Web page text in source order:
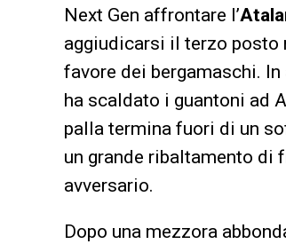
Next Gen affrontare l’
aggiudicarsi il terzo posto
favore dei bergamaschi.
ha scaldato i guantoni ad
palla termina fuori di un
un grande ribaltamento di
avversario.
Dopo una mezzora